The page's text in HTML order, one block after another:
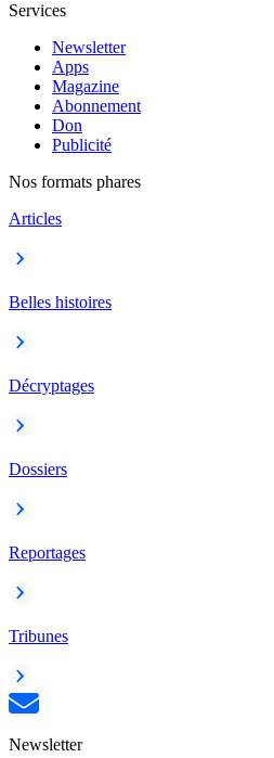
Services
Newsletter
Apps
Magazine
Abonnement
Don
Publicité
Nos formats phares
Articles
Belles histoires
Décryptages
Dossiers
Reportages
Tribunes
Newsletter